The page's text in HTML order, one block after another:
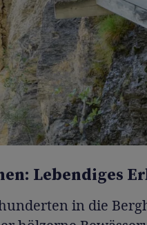
Lebendiges
in die